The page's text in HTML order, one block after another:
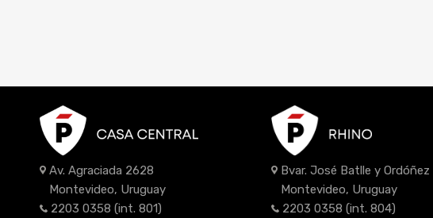
Av. Agraciada 2628
Montevideo, Uruguay
2203 0358 (int. 801)
Bvar. José Batlle y
Montevideo, Uruguay
2203 0358 (int. 804)